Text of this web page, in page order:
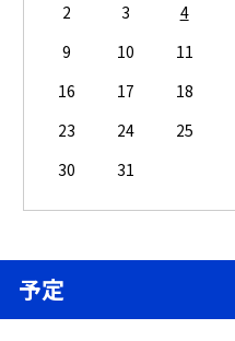
2
3 4
9
10 11
16
17 18
23
24 25
30
31
予定